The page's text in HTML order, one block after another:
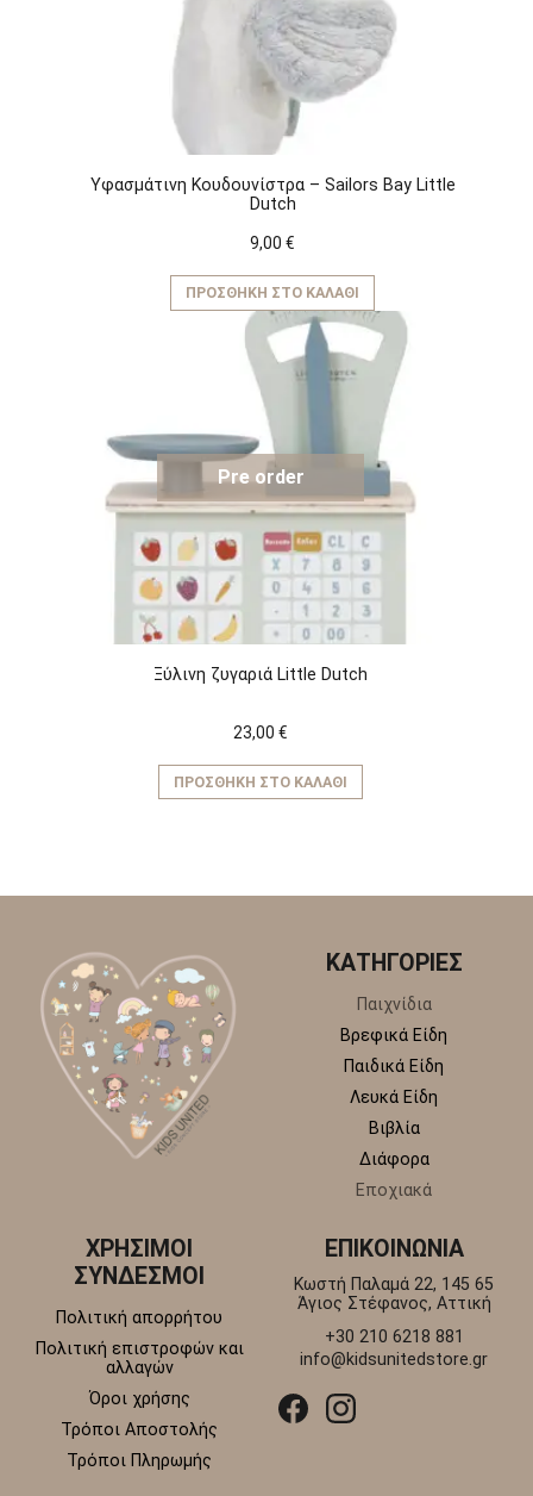
Υφασμάτινη Kουδουνίστρα – Sailors Bay Little
Dutch
9,00 €
ΠΡΟΣΘΉΚΗ ΣΤΟ ΚΑΛΆΘΙ
Pre order
Ξύλινη ζυγαριά Little Dutch
23,00 €
ΠΡΟΣΘΉΚΗ ΣΤΟ ΚΑΛΆΘΙ
ΚΑΤΗΓΟΡΙΕΣ
Παιχνίδια
Βρεφικά Είδη
Παιδικά Είδη
Λευκά Είδη
Βιβλία
Διάφορα
Εποχιακά
ΧΡΗΣΙΜΟΙ
ΣΥΝΔΕΣΜΟΙ
Πολιτική απορρήτου
Πολιτική επιστροφών και
αλλαγών
Όροι χρήσης
Τρόποι Αποστολής
Τρόποι Πληρωμής
ΕΠΙΚΟΙΝΩΝΙΑ
Κωστή Παλαμά 22, 145 65
Άγιος Στέφανος, Αττική
+30 210 6218 881
info@kidsunitedstore.gr